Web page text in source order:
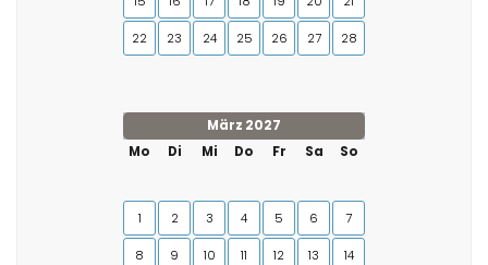
22 23 24 25 26 27 28
März 2027
Mo
Di Mi Do Fr Sa So
1 2 3 4 5 6 7
8 9 10 11 12 13 14